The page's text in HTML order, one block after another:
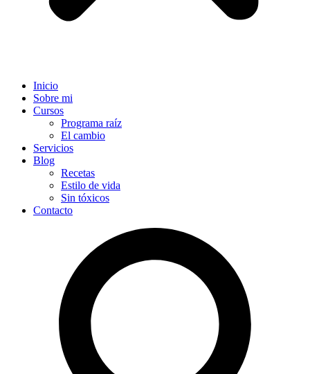
Inicio
Sobre mi
Cursos
Programa raíz
El cambio
Servicios
Blog
Recetas
Estilo de vida
Sin tóxicos
Contacto